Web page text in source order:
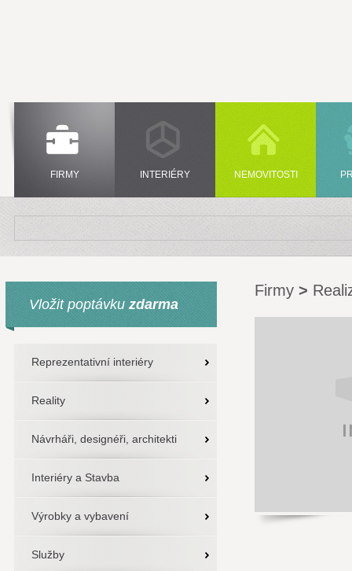
FIRMY INTERIÉRY NEMOVITOSTI
Vložit poptávku zdarma
Reprezentativní interiéry
Reality
Návrháři, designéři, architekti
Interiéry a Stavba
Výrobky a vybavení
Služby
Firmy >